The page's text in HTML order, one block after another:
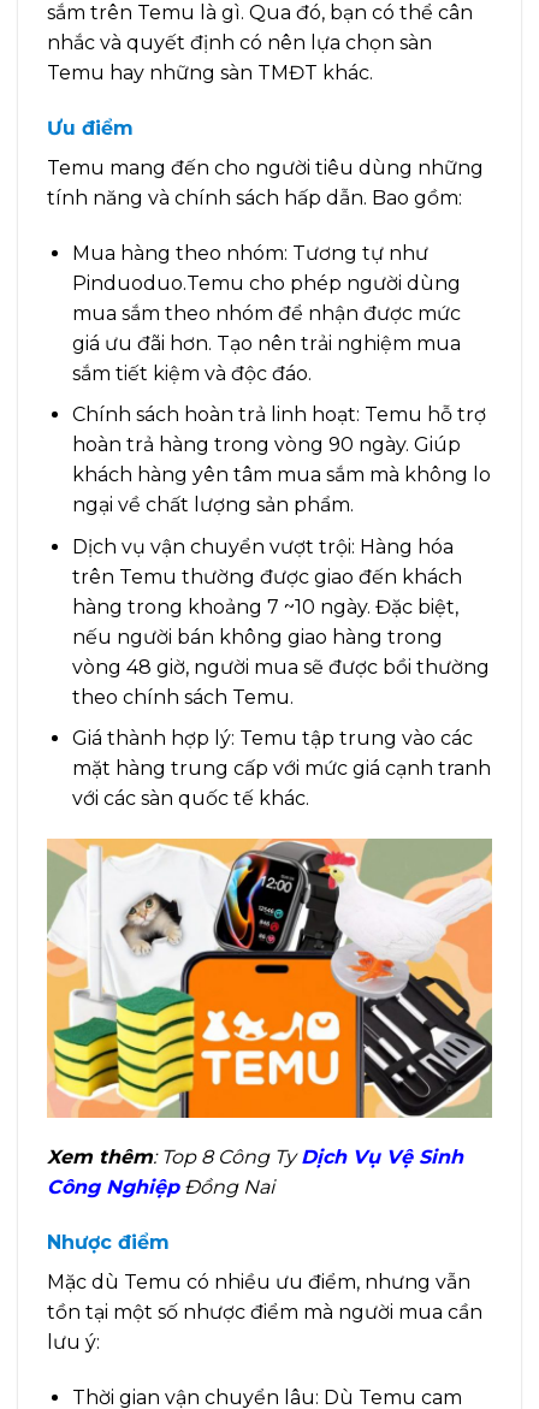
sắm trên Temu là gì. Qua đó, bạn có thể cân
nhắc và quyết định có nên lựa chọn sàn
Temu hay những sàn TMĐT khác.
Ưu điểm
Temu mang đến cho người tiêu dùng những
tính năng và chính sách hấp dẫn. Bao gồm:
Mua hàng theo nhóm: Tương tự như
Pinduoduo.Temu cho phép người dùng
mua sắm theo nhóm để nhận được mức
giá ưu đãi hơn. Tạo nên trải nghiệm mua
sắm tiết kiệm và độc đáo.
Chính sách hoàn trả linh hoạt: Temu hỗ trợ
hoàn trả hàng trong vòng 90 ngày. Giúp
khách hàng yên tâm mua sắm mà không lo
ngại về chất lượng sản phẩm.
Dịch vụ vận chuyển vượt trội: Hàng hóa
trên Temu thường được giao đến khách
hàng trong khoảng 7 ~10 ngày. Đặc biệt,
nếu người bán không giao hàng trong
vòng 48 giờ, người mua sẽ được bồi thường
theo chính sách Temu.
Giá thành hợp lý: Temu tập trung vào các
mặt hàng trung cấp với mức giá cạnh tranh
với các sàn quốc tế khác.
Xem thêm: Top 8 Công TyDịch Vụ Vệ Sinh
Công NghiệpĐồng Nai
Nhược điểm
Mặc dù Temu có nhiều ưu điểm, nhưng vẫn
tồn tại một số nhược điểm mà người mua cần
lưu ý:
Thời gian vận chuyển lâu: Dù Temu cam